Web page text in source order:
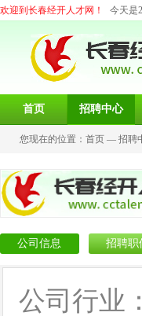
欢迎到长春经开人才网！ 今天是
首页 招聘中心
您现在的位置： 首页 — 招聘
公司信息 招聘职
公司行业